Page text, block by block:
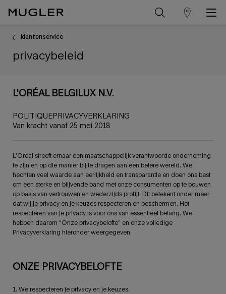
winkelzoeker
klantenservice
privacybeleid
L'ORÉAL BELGILUX N.V.
POLITIQUEPRIVACYVERKLARING
Van kracht vanaf 25 mei 2018
L’Oréal streeft ernaar een maatschappelijk verantwoorde onderneming
te zijn en op die manier bij te dragen aan een betere wereld. We
hechten veel waarde aan eerlijkheid en transparantie en doen ons best
om een sterke en blijvende band met onze consumenten op te bouwen
op basis van vertrouwen en wederzijds profijt. Dit betekent onder meer
dat wij je privacy en je keuzes respecteren en beschermen. Het
respecteren van je privacy is voor ons van essentieel belang. We
hebben daarom “Onze privacybelofte” en onze volledige
Privacyverklaring hieronder weergegeven.
ONZE PRIVACYBELOFTE
1. We respecteren je privacy en je keuzes.